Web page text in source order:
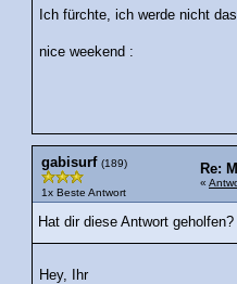
Ich fürchte, ich werde nicht
nice weekend :
gabisurf (189)
1x Beste Antwort
Re:
«
Hat dir diese Antwort geholfen?
Hey, Ihr